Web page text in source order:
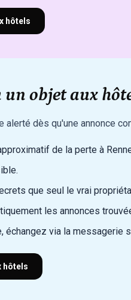
hôtels
objet aux
alerté dès qu'une annonce
de la perte à
que seul le vrai
les annonces
échangez via la messagerie
hôtels